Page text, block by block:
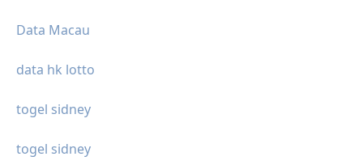
Data Macau
data hk lotto
togel sidney
togel sidney